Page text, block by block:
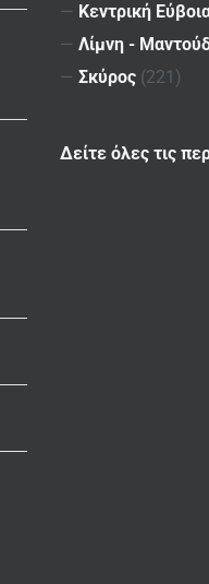
— Κεντρική
— Λίμνη -
— Σκύρος (221)
Δείτε όλες τις